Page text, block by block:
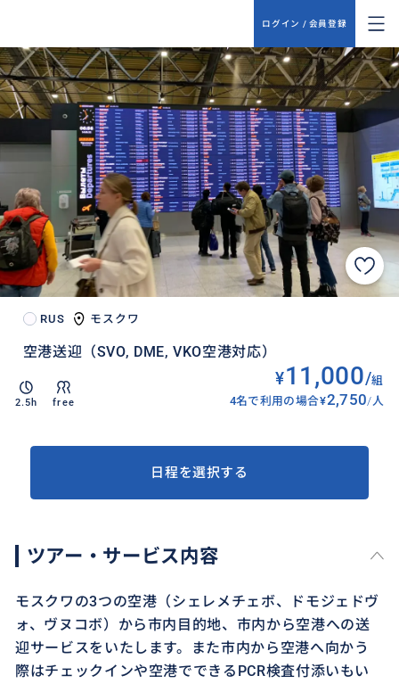
ログイン / 会員登録
RUS モスクワ
空港送迎（SVO, DME, VKO空港対応）
2.5h free
¥11,000/組
4名で利用の場合¥2,750/ 人
日程を選択する
ツアー・サービス内容
モスクワの3つの空港（シェレメチェボ、ドモジェドヴ
ォ、ヴヌコボ）から市内目的地、市内から空港への送
迎サービスをいたします。また市内から空港へ向かう
際はチェックインや空港でできるPCR検査付添いもい